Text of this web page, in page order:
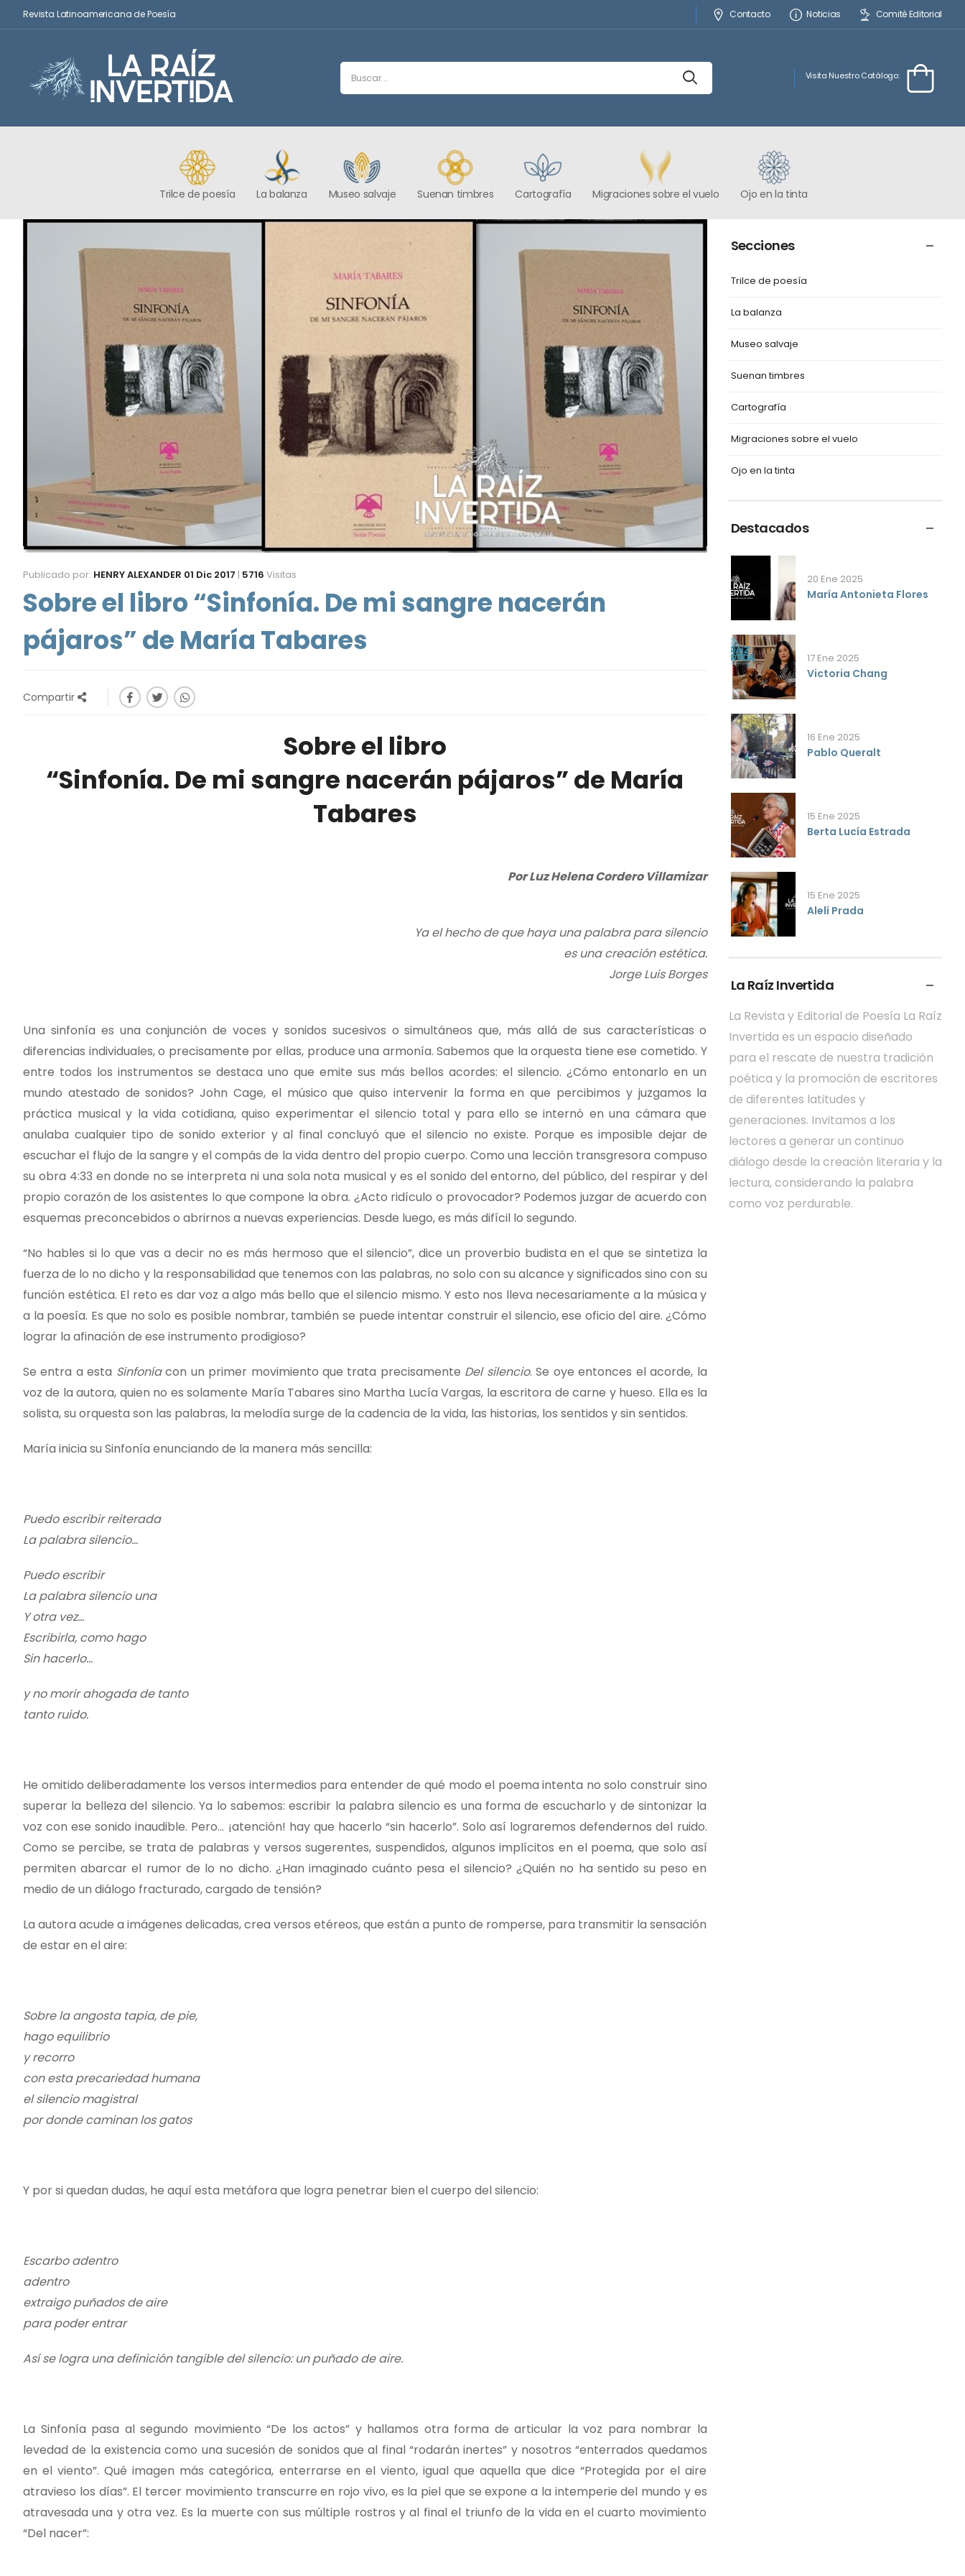
Revista Latinoamericana de Poesía Contacto Noticias Comité Editorial
Visita Nuestro Catálogo:
Trilce de poesía La balanza Museo salvaje Suenan timbres Cartografía Migraciones sobre el vuelo Ojo en la tinta
Publicado por: HENRY ALEXANDER 01 Dic 2017 | 5716 Visitas
Sobre el libro “Sinfonía. De mi sangre nacerán
pájaros” de María Tabares
Compartir
Sobre el libro
“Sinfonía. De mi sangre nacerán pájaros” de María
Tabares
Por Luz Helena Cordero Villamizar
Ya el hecho de que haya una palabra para silencio
es una creación estética.
Jorge Luis Borges
Una sinfonía es una conjunción de voces y sonidos sucesivos o simultáneos que, más allá de sus características o
diferencias individuales, o precisamente por ellas, produce una armonía. Sabemos que la orquesta tiene ese cometido. Y
entre todos los instrumentos se destaca uno que emite sus más bellos acordes: el silencio. ¿Cómo entonarlo en un
mundo atestado de sonidos? John Cage, el músico que quiso intervenir la forma en que percibimos y juzgamos la
práctica musical y la vida cotidiana, quiso experimentar el silencio total y para ello se internó en una cámara que
anulaba cualquier tipo de sonido exterior y al final concluyó que el silencio no existe. Porque es imposible dejar de
escuchar el flujo de la sangre y el compás de la vida dentro del propio cuerpo. Como una lección transgresora compuso
su obra 4:33 en donde no se interpreta ni una sola nota musical y es el sonido del entorno, del público, del respirar y del
propio corazón de los asistentes lo que compone la obra. ¿Acto ridículo o provocador? Podemos juzgar de acuerdo con
esquemas preconcebidos o abrirnos a nuevas experiencias. Desde luego, es más difícil lo segundo.
“No hables si lo que vas a decir no es más hermoso que el silencio”, dice un proverbio budista en el que se sintetiza la
fuerza de lo no dicho y la responsabilidad que tenemos con las palabras, no solo con su alcance y significados sino con su
función estética. El reto es dar voz a algo más bello que el silencio mismo. Y esto nos lleva necesariamente a la música y
a la poesía. Es que no solo es posible nombrar, también se puede intentar construir el silencio, ese oficio del aire. ¿Cómo
lograr la afinación de ese instrumento prodigioso?
Se entra a esta Sinfoníacon un primer movimiento que trata precisamente Del silencio. Se oye entonces el acorde, la
voz de la autora, quien no es solamente María Tabares sino Martha Lucía Vargas, la escritora de carne y hueso. Ella es la
solista, su orquesta son las palabras, la melodía surge de la cadencia de la vida, las historias, los sentidos y sin sentidos.
María inicia su Sinfonía enunciando de la manera más sencilla:
Puedo escribir reiterada
La palabra silencio…
Puedo escribir
La palabra silencio una
Y otra vez…
Escribirla, como hago
Sin hacerlo…
y no morir ahogada de tanto
tanto ruido.
He omitido deliberadamente los versos intermedios para entender de qué modo el poema intenta no solo construir sino
superar la belleza del silencio. Ya lo sabemos: escribir la palabra silencio es una forma de escucharlo y de sintonizar la
voz con ese sonido inaudible. Pero… ¡atención! hay que hacerlo “sin hacerlo”. Solo así lograremos defendernos del ruido.
Como se percibe, se trata de palabras y versos sugerentes, suspendidos, algunos implícitos en el poema, que solo así
permiten abarcar el rumor de lo no dicho. ¿Han imaginado cuánto pesa el silencio? ¿Quién no ha sentido su peso en
medio de un diálogo fracturado, cargado de tensión?
La autora acude a imágenes delicadas, crea versos etéreos, que están a punto de romperse, para transmitir la sensación
de estar en el aire:
Sobre la angosta tapia, de pie,
hago equilibrio
y recorro
con esta precariedad humana
el silencio magistral
por donde caminan los gatos
Y por si quedan dudas, he aquí esta metáfora que logra penetrar bien el cuerpo del silencio:
Escarbo adentro
adentro
extraigo puñados de aire
para poder entrar
Así se logra una definición tangible del silencio: un puñado de aire.
La Sinfonía pasa al segundo movimiento “De los actos” y hallamos otra forma de articular la voz para nombrar la
levedad de la existencia como una sucesión de sonidos que al final “rodarán inertes” y nosotros “enterrados quedamos
en el viento”. Qué imagen más categórica, enterrarse en el viento, igual que aquella que dice “Protegida por el aire
atravieso los días”. El tercer movimiento transcurre en rojo vivo, es la piel que se expone a la intemperie del mundo y es
atravesada una y otra vez. Es la muerte con sus múltiple rostros y al final el triunfo de la vida en el cuarto movimiento
“Del nacer”:
Secciones
Trilce de poesía
La balanza
Museo salvaje
Suenan timbres
Cartografía
Migraciones sobre el vuelo
Ojo en la tinta
Destacados
20 Ene 2025
María Antonieta Flores
17 Ene 2025
Victoria Chang
16 Ene 2025
Pablo Queralt
15 Ene 2025
Berta Lucía Estrada
15 Ene 2025
Alelí Prada
La Raíz Invertida
La Revista y Editorial de Poesía La Raíz
Invertida es un espacio diseñado
para el rescate de nuestra tradición
poética y la promoción de escritores
de diferentes latitudes y
generaciones. Invitamos a los
lectores a generar un continuo
diálogo desde la creación literaria y la
lectura, considerando la palabra
como voz perdurable.